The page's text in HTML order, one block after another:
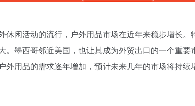
闲活动的流行，户外用品市场在近年来稳步增长。
墨西哥邻近美国，也让其成为外贸出口的一个重要
用品的需求逐年增加，预计未来几年的市场将持续